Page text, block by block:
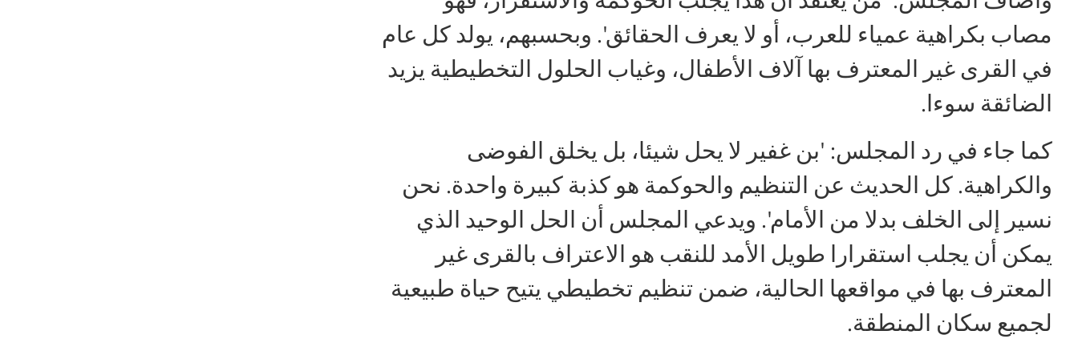
مصاب بكراهية عمياء للعرب، أو لا يعرف الحقائق'. وبحسبهم، يولد كل عام
في القرى غير المعترف بها آلاف الأطفال، وغياب الحلول التخطيطية يزيد
الضائقة سوءا.
كما جاء في رد المجلس: 'بن غفير لا يحل شيئا، بل يخلق الفوضى
والكراهية. كل الحديث عن التنظيم والحوكمة هو كذبة كبيرة واحدة. نحن
نسير إلى الخلف بدلا من الأمام'. ويدعي المجلس أن الحل الوحيد الذي
يمكن أن يجلب استقرارا طويل الأمد للنقب هو الاعتراف بالقرى غير
المعترف بها في مواقعها الحالية، ضمن تنظيم تخطيطي يتيح حياة طبيعية
لجميع سكان المنطقة.